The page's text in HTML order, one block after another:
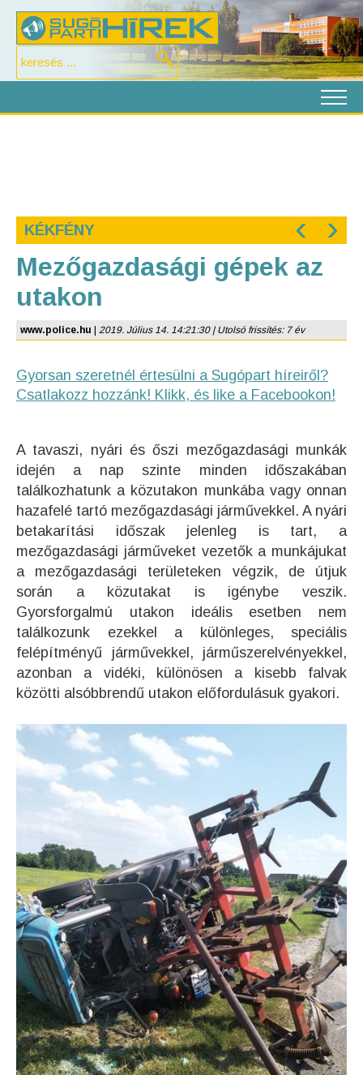
KÉKFÉNY ‹ ›
Mezőgazdasági gépek az
utakon
www.police.hu 2019. Július 14. 14:21:30 | Utolsó frissítés: 7 év
Gyorsan szeretnél értesülni a Sugópart híreiről?
Csatlakozz hozzánk! Klikk, és like a Facebookon!
A tavaszi, nyári és őszi mezőgazdasági munkák
idején a nap szinte minden időszakában
találkozhatunk a közutakon munkába vagy onnan
hazafelé tartó mezőgazdasági járművekkel. A nyári
betakarítási időszak jelenleg is tart, a
mezőgazdasági járműveket vezetők a munkájukat
a mezőgazdasági területeken végzik, de útjuk
során a közutakat is igénybe veszik.
Gyorsforgalmú utakon ideális esetben nem
találkozunk ezekkel a különleges, speciális
felépítményű járművekkel, járműszerelvényekkel,
azonban a vidéki, különösen a kisebb falvak
közötti alsóbbrendű utakon előfordulásuk gyakori.